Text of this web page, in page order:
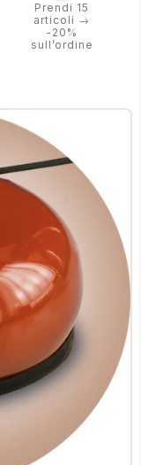
Prendi 15
articoli →
-20%
sull’ordine